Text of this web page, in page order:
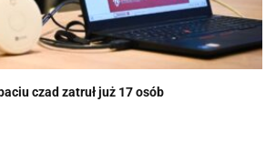
czad zatruł już 17 osób